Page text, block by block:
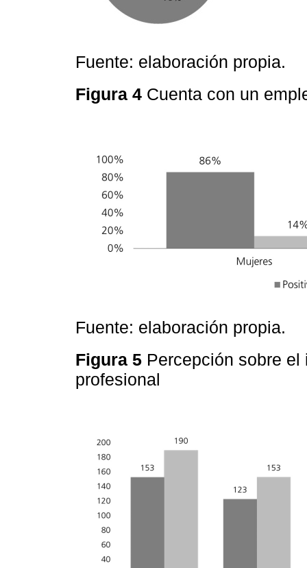
Fuente: elaboración propia.
Figura 4 Cuenta con un
Fuente: elaboración propia.
Figura 5 Percepción sobre
profesional